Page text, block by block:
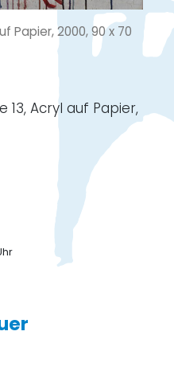
Papier, 2000, 90 x 70
13, Acryl auf Papier,